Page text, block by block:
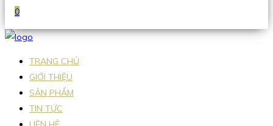
0
TRANG CHỦ
GIỚI THIỆU
SẢN PHẨM
TIN TỨC